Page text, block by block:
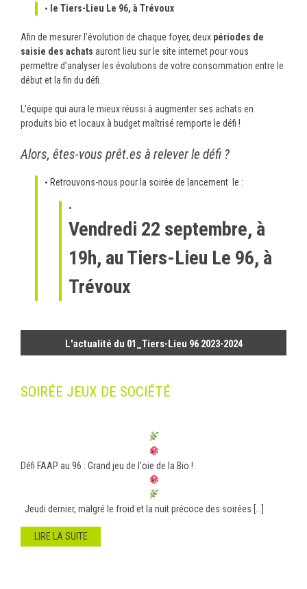
le Tiers-Lieu Le 96, à Trévoux
Afin de mesurer l’évolution de chaque foyer, deux périodes de
saisie des achats auront lieu sur le site internet pour vous
permettre d’analyser les évolutions de votre consommation entre le
début et la fin du défi.
L’équipe qui aura le mieux réussi à augmenter ses achats en
produits bio et locaux à budget maîtrisé remporte le défi !
Alors, êtes-vous prêt.es à relever le défi ?
Retrouvons-nous pour la soirée de lancement le :
Vendredi 22 septembre, à
19h, au Tiers-Lieu Le 96, à
Trévoux
L'actualité du 01_Tiers-Lieu 96 2023-2024
SOIRÉE JEUX DE SOCIÉTÉ
Défi FAAP au 96 : Grand jeu de l'oie de la Bio !
Jeudi dernier, malgré le froid et la nuit précoce des soirées [...]
LIRE LA SUITE